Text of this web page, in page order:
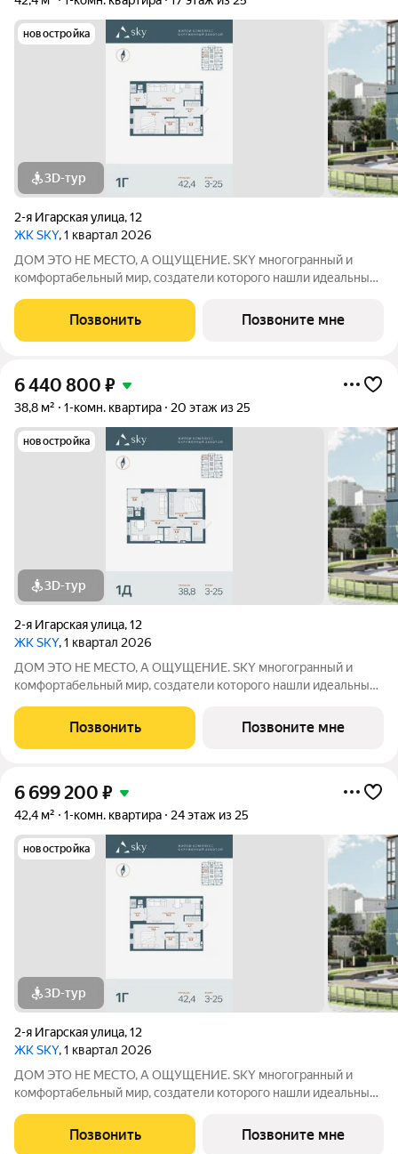
новостройка
3D-тур
2-я Игарская улица,12
ЖК SKY, 1 квартал 2026
ДОМ ЭТО НЕ МЕСТО, А ОЩУЩЕНИЕ. SKY многогранный и
комфортабельный мир, создатели которого нашли идеальный
комфортом современных инженерных систем и уютом
тщательно продуманной инфраструктуры.
Позвонить Позвоните мне
6 440 800 ₽
38,8 м² 1-комн. квартира 20 этаж из 25
новостройка
3D-тур
2-я Игарская улица,12
ЖК SKY, 1 квартал 2026
ДОМ ЭТО НЕ МЕСТО, А ОЩУЩЕНИЕ. SKY многогранный и
комфортабельный мир, создатели которого нашли идеальный
комфортом современных инженерных систем и уютом
тщательно продуманной инфраструктуры.
Позвонить Позвоните мне
6 699 200 ₽
42,4 м² 1-комн. квартира 24 этаж из 25
новостройка
3D-тур
2-я Игарская улица,12
ЖК SKY, 1 квартал 2026
ДОМ ЭТО НЕ МЕСТО, А ОЩУЩЕНИЕ. SKY многогранный и
комфортабельный мир, создатели которого нашли идеальный
комфортом современных инженерных систем и уютом
тщательно продуманной инфраструктуры.
Позвонить Позвоните мне